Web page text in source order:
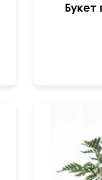
Букет